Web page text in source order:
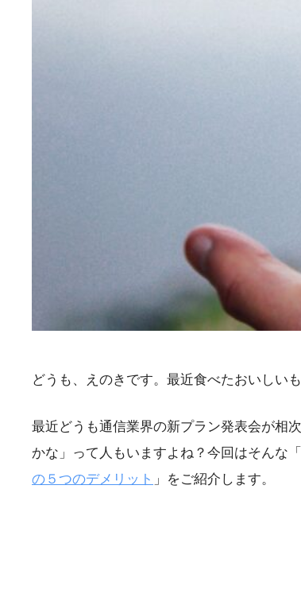
どうも、えのきです。最近食べたおいしい
最近どうも通信業界の新プラン発表会が相
かな」って人もいますよね？今回はそんな
の５つのデメリット 」をご紹介します。